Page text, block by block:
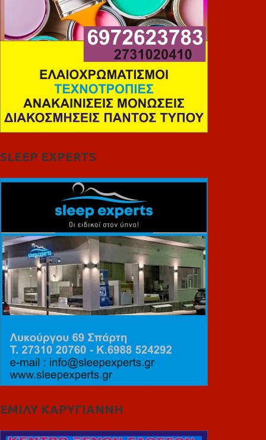
SLEEP EXPERTS
ΕΜΙΛΥ ΚΑΡΥΓΙΑΝΝΗ